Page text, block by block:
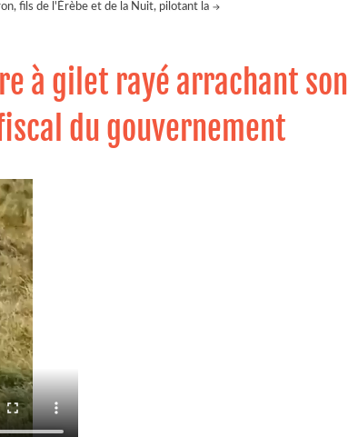
fils de l'Érèbe et de la Nuit, pilotant la
à gilet rayé arrachant son
du gouvernement